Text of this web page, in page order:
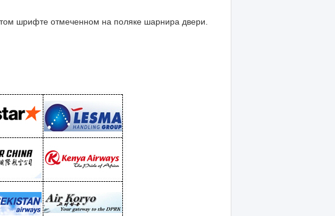
шрифте отмеченном на поляке шарнира двери.